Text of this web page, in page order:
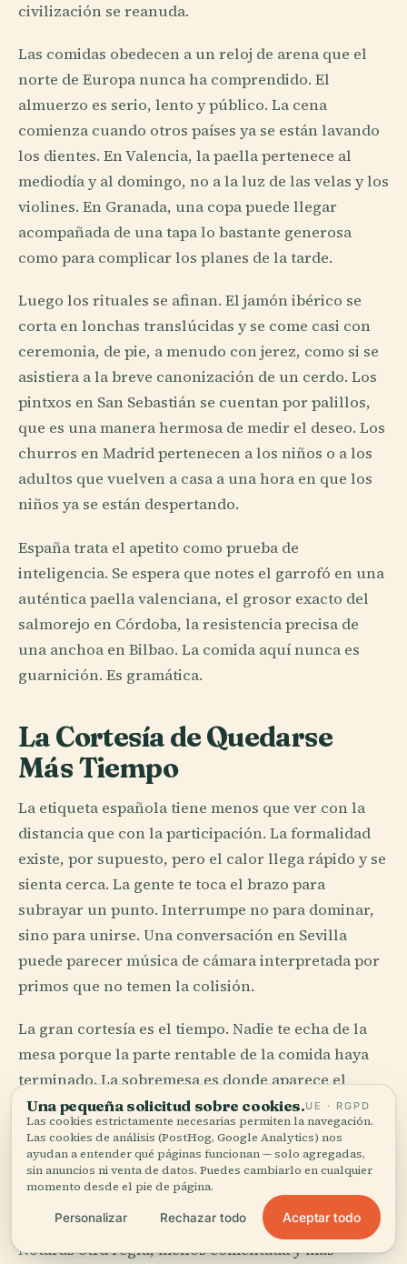
civilización se reanuda.
Las comidas obedecen a un reloj de arena que el
norte de Europa nunca ha comprendido. El
almuerzo es serio, lento y público. La cena
comienza cuando otros países ya se están lavando
los dientes. En Valencia, la paella pertenece al
mediodía y al domingo, no a la luz de las velas y los
violines. En Granada, una copa puede llegar
acompañada de una tapa lo bastante generosa
como para complicar los planes de la tarde.
Luego los rituales se afinan. El jamón ibérico se
corta en lonchas translúcidas y se come casi con
ceremonia, de pie, a menudo con jerez, como si se
asistiera a la breve canonización de un cerdo. Los
pintxos en San Sebastián se cuentan por palillos,
que es una manera hermosa de medir el deseo. Los
churros en Madrid pertenecen a los niños o a los
adultos que vuelven a casa a una hora en que los
niños ya se están despertando.
España trata el apetito como prueba de
inteligencia. Se espera que notes el garrofó en una
auténtica paella valenciana, el grosor exacto del
salmorejo en Córdoba, la resistencia precisa de
una anchoa en Bilbao. La comida aquí nunca es
guarnición. Es gramática.
La Cortesía de Quedarse
Más Tiempo
La etiqueta española tiene menos que ver con la
distancia que con la participación. La formalidad
existe, por supuesto, pero el calor llega rápido y se
sienta cerca. La gente te toca el brazo para
subrayar un punto. Interrumpe no para dominar,
sino para unirse. Una conversación en Sevilla
puede parecer música de cámara interpretada por
primos que no temen la colisión.
La gran cortesía es el tiempo. Nadie te echa de la
mesa porque la parte rentable de la comida haya
terminado. La sobremesa es donde aparece el
carácter: tazas de café enfriándose, sillas
desplazándose, alguien pidiendo una ronda más
sin consultar a nadie porque la respuesta es obvia.
En Barcelona, esto puede parecer elegante. En
Notarás otra regla, menos comentada y más
Una pequeña solicitud sobre cookies.UE · RGPD
Las cookies estrictamente necesarias permiten la navegación.
Las cookies de análisis (PostHog, Google Analytics) nos
ayudan a entender qué páginas funcionan — solo agregadas,
sin anuncios ni venta de datos. Puedes cambiarlo en cualquier
momento desde el pie de página.
Personalizar Rechazar todo Aceptar todo